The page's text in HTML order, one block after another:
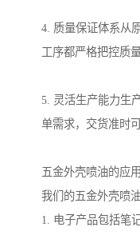
4. 质量保证体系从
工序都严格把控质
5. 灵活生产能力生
单需求，交货准时可
五金外壳喷油的应
我们的五金外壳喷
1. 电子产品包括笔